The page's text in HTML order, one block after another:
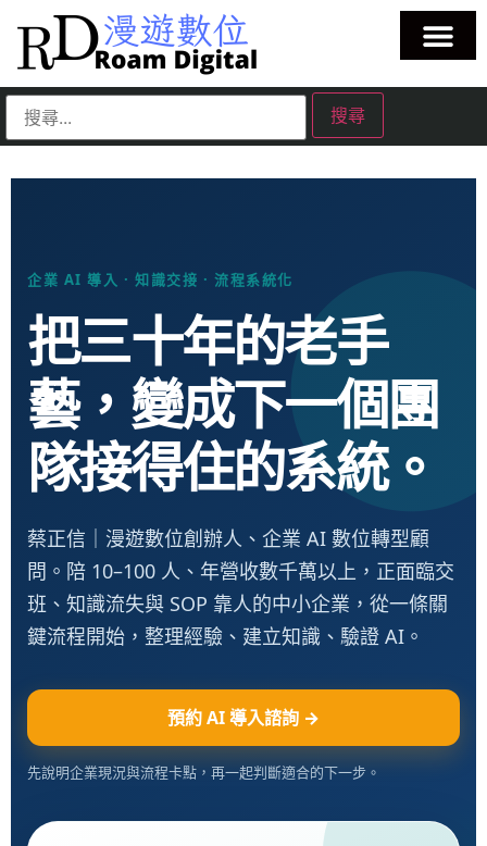
企業 AI 導入 · 知識交接 · 流程系統化
把三十年的老手
藝，變成下一個團
隊接得住的系統。
蔡正信｜漫遊數位創辦人、企業 AI 數位轉型顧
問。陪 10–100 人、年營收數千萬以上，正面臨交
班、知識流失與 SOP 靠人的中小企業，從一條關
鍵流程開始，整理經驗、建立知識、驗證 AI。
預約 AI 導入諮詢 →
先說明企業現況與流程卡點，再一起判斷適合的下一步。